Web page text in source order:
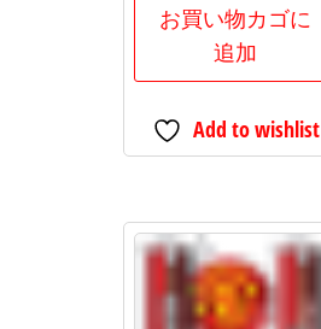
お買い物カゴに
追加
Add to wishlist